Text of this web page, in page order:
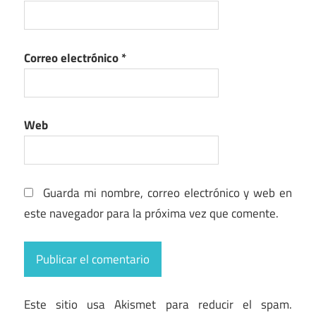
Correo electrónico*
Web
Guarda mi nombre, correo electrónico y web en
este navegador para la próxima vez que comente.
Este sitio usa Akismet para reducir el spam.